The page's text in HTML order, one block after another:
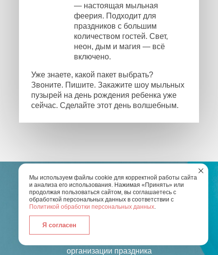
— настоящая мыльная
феерия. Подходит для
праздников с большим
количеством гостей. Свет,
неон, дым и магия — всё
включено.
Уже знаете, какой пакет выбрать?
Звоните. Пишите. Закажите шоу мыльных
пузырей на день рождения ребенка уже
сейчас. Сделайте этот день волшебным.
ОСТАЛИСЬ ВОПРОСЫ?
организации праздника
Мы используем файлы cookie для корректной работы сайта
и анализа его использования. Нажимая «Принять» или
продолжая пользоваться сайтом, вы соглашаетесь с
обработкой персональных данных в соответствии с
Политикой обработки персональных данных.
Я согласен